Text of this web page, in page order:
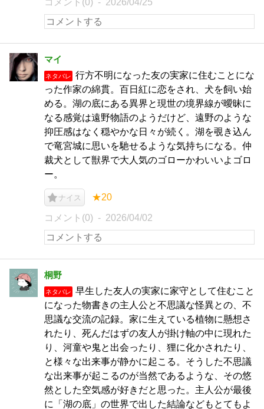
コメント(0) 2026/04/25
マイ
ネタバレ
行方不明になった友の実家に住むことにな
った作家の綿貫。百日紅に恋をされ、犬を飼い始
める。湖の底にある異界と現世の境界線が曖昧に
なる感覚は遠野物語のようだけど、遠野のような
抑圧感はなく穏やかな日々が続く。湖を覗き込ん
で竜宮城に思いを馳せるような気持ちになる。仲
裁犬として獣界で大人気のゴローかわいいよゴロ
ー。
ナイス ★20
コメント(0) 2026/04/02
桐野
ネタバレ
早生した友人の実家に家守として住むこと
になった物書きの主人公と不思議な怪異との、不
思議な交流の記録。家に生えている植物に懸想さ
れたり、死んだはずの友人が掛け軸の中に現れた
り、河童や鬼と出会ったり、狸に化かされたり、
と様々な出来事が静かに起こる。そうした不思議
な出来事が起こるのが当然であるような、その悠
然とした空気感が好きだと思った。主人公が最後
に「湖の底」の世界で出した結論などもとてもよ